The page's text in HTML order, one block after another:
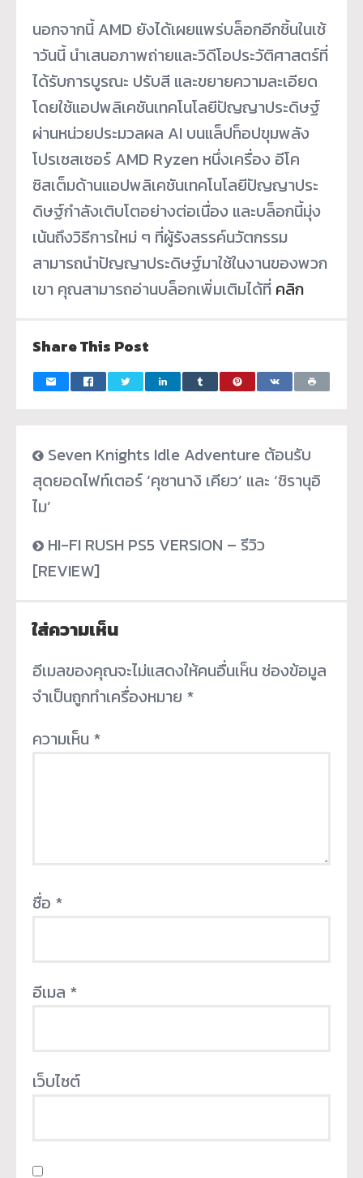
นอกจากนี้AMD ยังได้เผยแพร่บล็อกอีกชิ้นในเช้
าวันนี้ นำเสนอภาพถ่ายและวิดีโอประวัติศาสตร์ที่
ได้รับการบูรณะ ปรับสี และขยายความละเอียด
โดยใช้แอปพลิเคชันเทคโนโลยีปัญญาประดิษฐ์
ผ่านหน่วยประมวลผล AI บนแล็ปท็อปขุมพลัง
โปรเซสเซอร์ AMD Ryzen หนึ่งเครื่อง อีโค
ซิสเต็มด้านแอปพลิเคชันเทคโนโลยีปัญญาประ
ดิษฐ์กำลังเติบโตอย่างต่อเนื่อง และบล็อกนี้มุ่ง
เน้นถึงวิธีการใหม่ ๆ ที่ผู้รังสรรค์นวัตกรรม
สามารถนำปัญญาประดิษฐ์มาใช้ในงานของพวก
เขา คุณสามารถอ่านบล็อกเพิ่มเติมได้ที่ คลิก
Share This Post
Seven Knights Idle Adventure ต้อนรับ
สุดยอดไฟท์เตอร์ ‘คุซานางิ เคียว’ และ ‘ชิรานุอิ
ไม’
HI-FI RUSH PS5 VERSION – รีวิว
[REVIEW]
ใส่ความเห็น
อีเมลของคุณจะไม่แสดงให้คนอื่นเห็น ช่องข้อมูล
จำเป็นถูกทำเครื่องหมาย *
ความเห็น *
ชื่อ *
อีเมล *
เว็บไซต์